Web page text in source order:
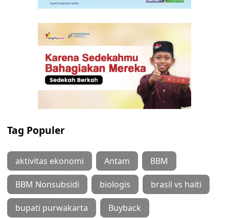
Tag Populer
aktivitas ekonomi Antam BBM
BBM Nonsubsidi biologis brasil vs haiti
bupati purwakarta Buyback